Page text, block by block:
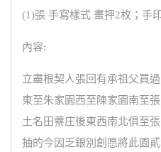
(1)張 手寫樣式 畫押2枚；手
內容:
立盡根契人張回有承祖父買
東至朱家園西至陳家園南至
土名田藔庄後東西南北俱至
抽的今因乏銀別創愿將此園